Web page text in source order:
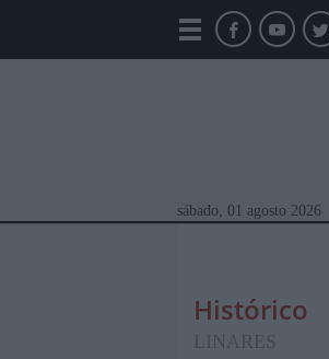
sábado, 01 agosto 2026
Histórico
LINARES